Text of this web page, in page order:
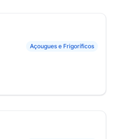
Açougues e Frigoríficos